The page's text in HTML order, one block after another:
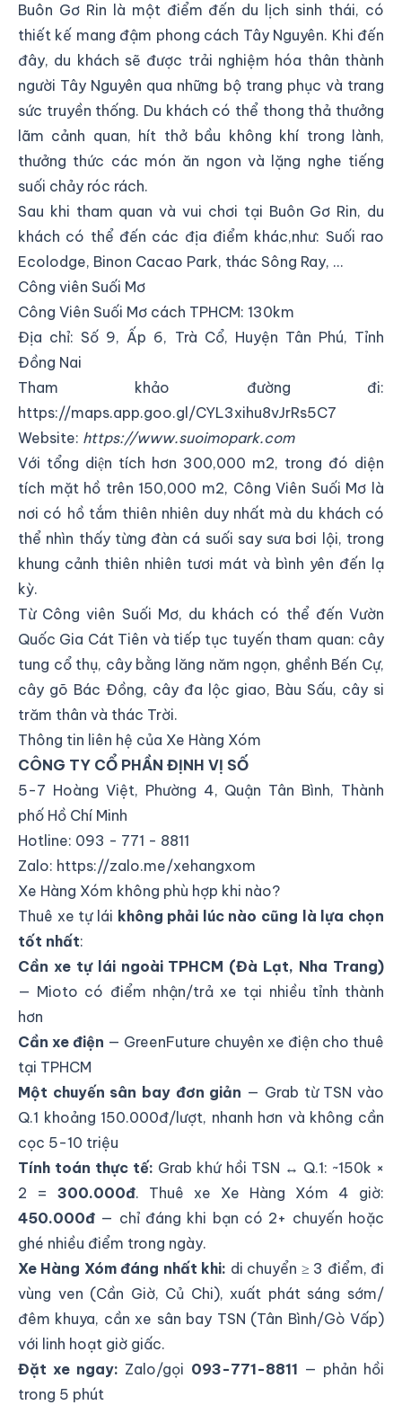
Buôn Gơ Rin là một điểm đến du lịch sinh thái, có
thiết kế mang đậm phong cách Tây Nguyên. Khi đến
đây, du khách sẽ được trải nghiệm hóa thân thành
người Tây Nguyên qua những bộ trang phục và trang
sức truyền thống. Du khách có thể thong thả thưởng
lãm cảnh quan, hít thở bầu không khí trong lành,
thưởng thức các món ăn ngon và lặng nghe tiếng
suối chảy róc rách.
Sau khi tham quan và vui chơi tại Buôn Gơ Rin, du
khách có thể đến các địa điểm khác,như: Suối rao
Ecolodge, Binon Cacao Park, thác Sông Ray, ...
Công viên Suối Mơ
Công Viên Suối Mơ cách TPHCM: 130km
Địa chỉ:Số 9, Ấp 6, Trà Cổ, Huyện Tân Phú, Tỉnh
Đồng Nai
Tham khảo đường đi:
https://maps.app.goo.gl/CYL3xihu8vJrRs5C7
Website: https://www.suoimopark.com
Với tổng diện tích hơn 300,000 m2, trong đó diện
tích mặt hồ trên 150,000 m2, Công Viên Suối Mơ là
nơi có hồ tắm thiên nhiên duy nhất mà du khách có
thể nhìn thấy từng đàn cá suối say sưa bơi lội, trong
khung cảnh thiên nhiên tươi mát và bình yên đến lạ
kỳ.
Từ Công viên Suối Mơ, du khách có thể đến Vườn
Quốc Gia Cát Tiên và tiếp tục tuyến tham quan: cây
tung cổ thụ, cây bằng lăng năm ngọn, ghềnh Bến Cự,
cây gõ Bác Đồng, cây đa lộc giao, Bàu Sấu, cây si
trăm thân và thác Trời.
Thông tin liên hệ của Xe Hàng Xóm
CÔNG TY CỔ PHẦN ĐỊNH VỊ SỐ
5-7 Hoàng Việt, Phường 4, Quận Tân Bình, Thành
phố Hồ Chí Minh
Hotline: 093 - 771 - 8811
Zalo: https://zalo.me/xehangxom
Xe Hàng Xóm không phù hợp khi nào?
Thuê xe tự lái không phải lúc nào cũng là lựa chọn
tốt nhất:
Cần xe tự lái ngoài TPHCM (Đà Lạt, Nha Trang)
— Mioto có điểm nhận/trả xe tại nhiều tỉnh thành
hơn
Cần xe điện — GreenFuture chuyên xe điện cho thuê
tại TPHCM
Một chuyến sân bay đơn giản — Grab từ TSN vào
Q.1 khoảng 150.000đ/lượt, nhanh hơn và không cần
cọc 5-10 triệu
Tính toán thực tế: Grab khứ hồi TSN ↔ Q.1: ~150k ×
2 = 300.000đ. Thuê xe Xe Hàng Xóm 4 giờ:
450.000đ — chỉ đáng khi bạn có 2+ chuyến hoặc
ghé nhiều điểm trong ngày.
Xe Hàng Xóm đáng nhất khi: di chuyển ≥ 3 điểm, đi
vùng ven (Cần Giờ, Củ Chi), xuất phát sáng sớm/
đêm khuya, cần xe sân bay TSN (Tân Bình/Gò Vấp)
với linh hoạt giờ giấc.
Đặt xe ngay: Zalo/gọi 093-771-8811 — phản hồi
trong 5 phút